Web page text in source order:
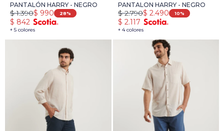
PANTALÓN HARRY - NEGRO
+ 5 colores
$ 990
$ 1.390 28
$ 842
PANTALON HARRY - NEGRO
+ 4 colores
$ 2.490
$ 2.790 10
$ 2.117